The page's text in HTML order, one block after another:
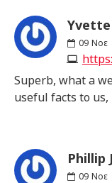
Yvette
09 Νοε
Superb, what a
useful facts to us,
Phillip
09 Νοε